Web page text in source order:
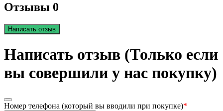
Отзывы 0
Написать отзыв
Написать отзыв (Только если
вы совершили у нас покупку)
Номер телефона (который вы вводили при покупке)*